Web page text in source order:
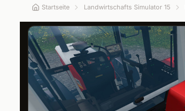
Startseite Landwirtschafts Simulator 15